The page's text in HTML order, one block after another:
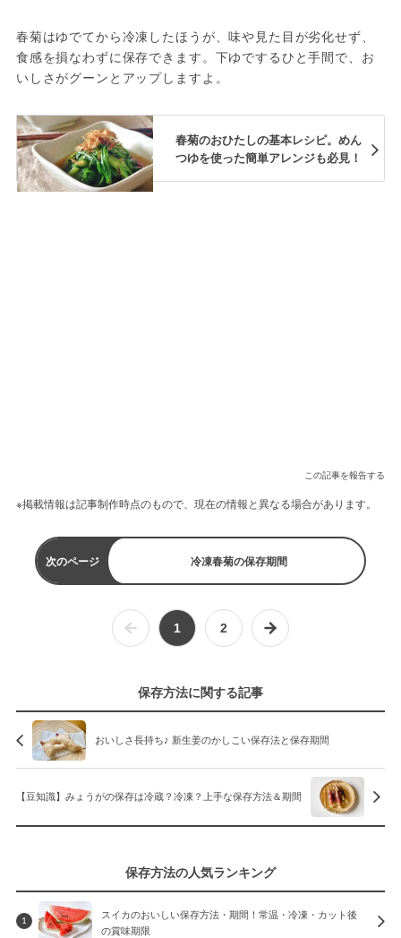
春菊はゆでてから冷凍したほうが、味や見た目が劣化せず、
食感を損なわずに保存できます。下ゆでするひと手間で、お
いしさがグーンとアップしますよ。
春菊のおひたしの基本レシピ。めん
つゆを使った簡単アレンジも必見！
この記事を報告する
※掲載情報は記事制作時点のもので、現在の情報と異なる場合があります。
次のページ 冷凍春菊の保存期間
1 2
保存方法に関する記事
おいしさ長持ち♪ 新生姜のかしこい保存法と保存期間
【豆知識】みょうがの保存は冷蔵？冷凍？上手な保存方法＆期間
保存方法の人気ランキング
1
スイカのおいしい保存方法・期間！常温・冷凍・カット後
の賞味期限